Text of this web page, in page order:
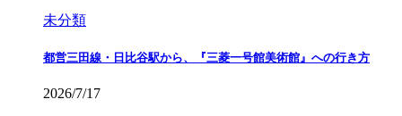
未分類
都営三田線・日比谷駅から、『三菱一号館美術館』への行き方
2026/7/17